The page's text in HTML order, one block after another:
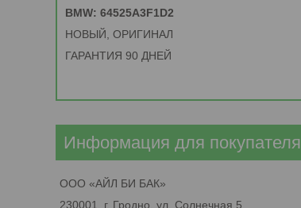
BMW: 64525A3F1D2
НОВЫЙ, ОРИГИНАЛ
ГАРАНТИЯ 90 ДНЕЙ
Информация для покупателя
ООО «АЙЛ БИ БАК»
230001, г. Гродно, ул. Солнечная 5